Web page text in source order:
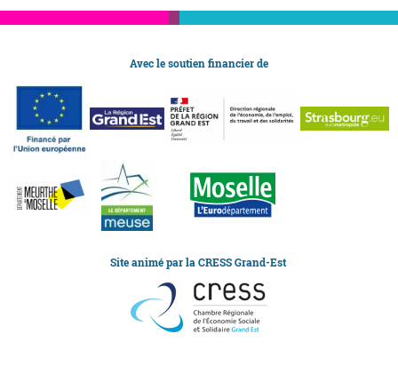
Avec le soutien financier de
Site animé par la CRESS Grand-Est